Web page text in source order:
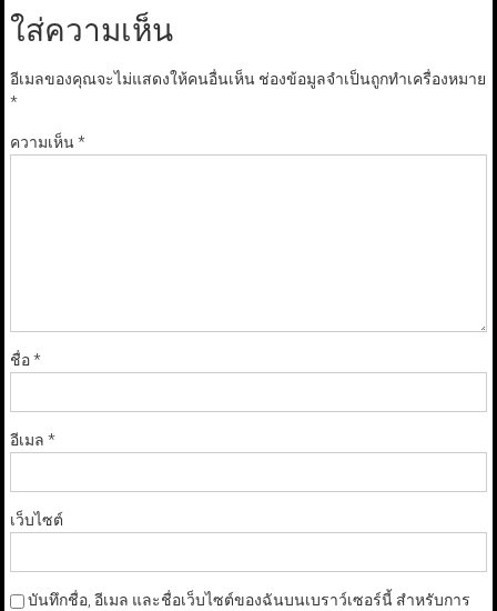
ใส่ความเห็น
อีเมลของคุณจะไม่แสดงให้คนอื่นเห็น ช่องข้อมูลจำเป็นถูกทำเครื่องหมาย
*
ความเห็น*
ชื่อ*
อีเมล *
เว็บไซต์
บันทึกชื่อ, อีเมล และชื่อเว็บไซต์ของฉันบนเบราว์เซอร์นี้ สำหรับการ